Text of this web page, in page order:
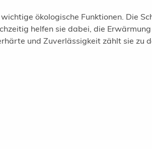
ökologische Funktionen. Die
helfen sie dabei, die
und Zuverlässigkeit zählt sie zu